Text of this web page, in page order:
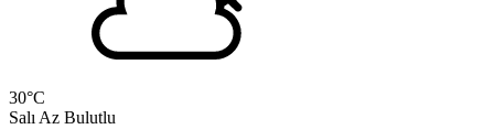
30°C
Salı Az Bulutlu